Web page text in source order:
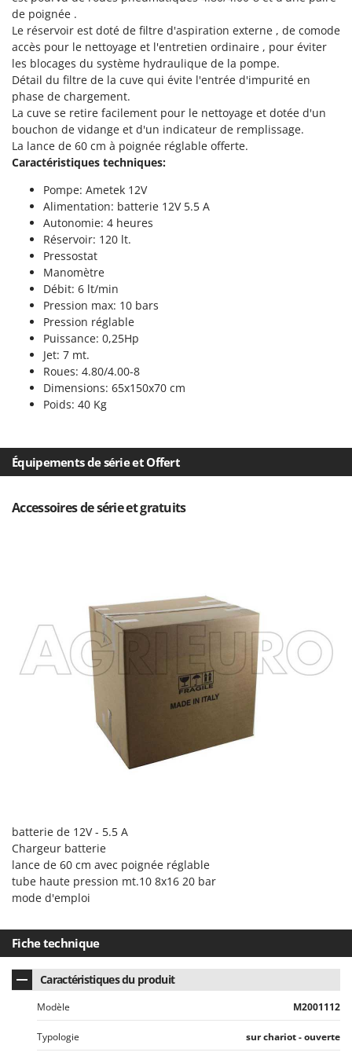
Tondeuses autoportées
Tondeuses débroussailleuses thermiques
Trancheuses
Trancheuses de sol
Transpalettes
Treuils de débardage
Tronçonneuses
Vêtements de Sécurité
Vibroculteurs à tracteur
Lampacrescia - MGM
Landxcape
LAR Casalinghi
Lavor
Linea VZ
Lisam
Lotusgrill
M.A.I.BO.
Macom
Macte Ovens
Makita
MAMMAMIA
Marcato
Marina Systems
Master
Mastercook
Masterpro
Michelin
Mille
MOVA
Mowox
MTD
New O.M.R.A.
NuAir
NuovaFac
O
Officine Savioli
Olix
OMA
Omas
Ompagrill
Ooni
de poignée .
Le réservoir est doté de filtre d'aspiration externe , de comode
accès pour le nettoyage et l'entretien ordinaire , pour éviter
les blocages du système hydraulique de la pompe.
Détail du filtre de la cuve qui évite l'entrée d'impurité en
phase de chargement.
La cuve se retire facilement pour le nettoyage et dotée d'un
bouchon de vidange et d'un indicateur de remplissage.
La lance de 60 cm à poignée réglable offerte.
Caractéristiques techniques:
Pompe: Ametek 12V
Alimentation: batterie 12V 5.5 A
Autonomie: 4 heures
Réservoir: 120 lt.
Pressostat
Manomètre
Débit: 6 lt/min
Pression max: 10 bars
Pression réglable
Puissance: 0,25Hp
Jet: 7 mt.
Roues: 4.80/4.00-8
Dimensions: 65x150x70 cm
Poids: 40 Kg
Équipements de série et Offert
Accessoires de série et gratuits
batterie de 12V - 5.5 A
Chargeur batterie
lance de 60 cm avec poignée réglable
tube haute pression mt.10 8x16 20 bar
mode d'emploi
Fiche technique
Caractéristiques du produit
Modèle M2001112
Typologie sur chariot - ouverte